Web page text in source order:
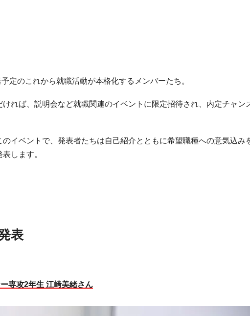
予定のこれから就職活動が本格化するメンバーたち。
れば、説明会など就職関連のイベントに限定招待され、内定チャン
イベントで、発表者たちは自己紹介とともに希望職種への意気込み
します。
表
専攻2年生 江﨑美緒さん